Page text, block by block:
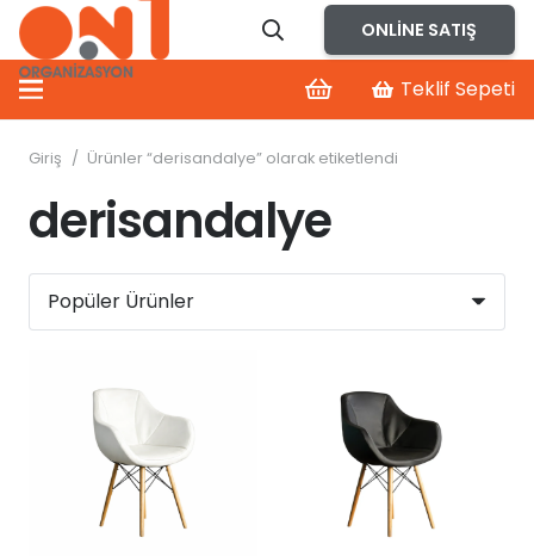
ONLINE SATIŞ
Teklif Sepeti
Giriş / Ürünler “derisandalye” olarak etiketlendi
derisandalye